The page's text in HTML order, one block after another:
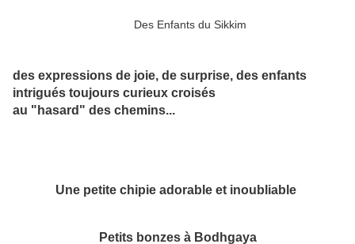
Des Enfants du Sikkim
des expressions de joie, de surprise, des enfants
intrigués toujours curieux croisés
au "hasard" des chemins...
Une petite chipie adorable et inoubliable
Petits bonzes à Bodhgaya